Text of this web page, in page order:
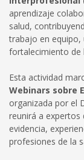
aprendizaje
salud,
trabajo en equipo,
fortalecimiento de
Esta actividad
Webinars sobre
organizada por el
reunirá a expertos
evidencia,
profesiones de la